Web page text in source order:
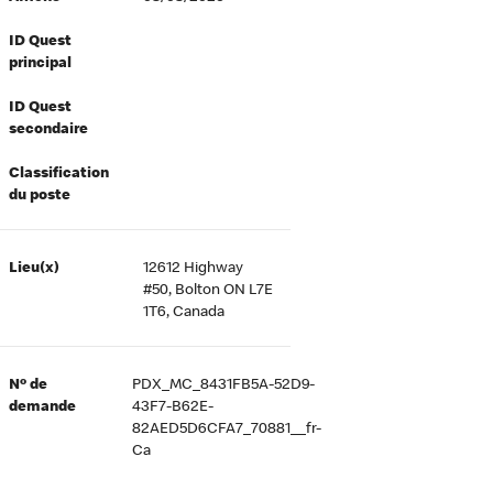
ID Quest
principal
ID Quest
secondaire
Classification
du poste
Lieu(x)
12612 Highway
#50, Bolton ON L7E
1T6, Canada
Nº de
demande
PDX_MC_8431FB5A-52D9-
43F7-B62E-
82AED5D6CFA7_70881__fr-
Ca